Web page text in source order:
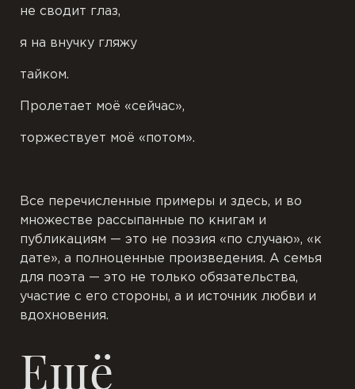
не сводит глаз,
я на внучку гляжу
тайком.
Пролетает моё «сейчас»,
торжествует моё «потом».
Все перечисленные примеры и здесь, и во
множестве рассыпанные по книгам и
публикациям — это не поэзия «по случаю», «к
дате», а полноценные произведения. А семья
для поэта — это не только обязательства,
участие с его стороны, а и источник любви и
вдохновения.
Ещё